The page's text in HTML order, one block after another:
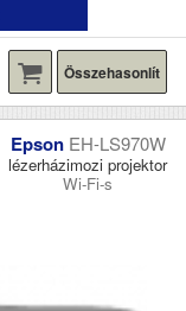
Összehasonlít
Epson EH-LS970W
lézerházimozi projektor
Wi-Fi-s